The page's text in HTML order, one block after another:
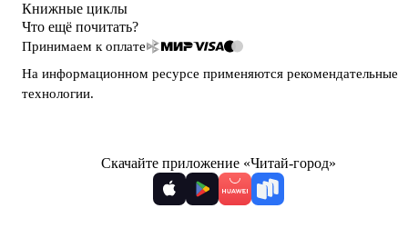
Книжные циклы
Что ещё почитать?
Принимаем к оплате
На информационном ресурсе применяются рекомендательные
технологии.
Скачайте приложение «Читай-город»